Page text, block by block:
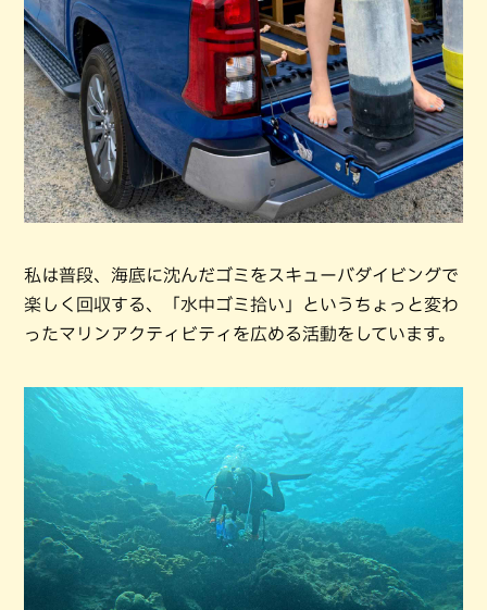
私は普段、海底に沈んだゴミをスキューバダイビングで
楽しく回収する、「水中ゴミ拾い」というちょっと変わ
ったマリンアクティビティを広める活動をしています。